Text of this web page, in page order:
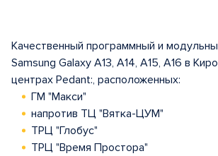
Качественный программный и
Samsung Galaxy A13, A14, A15, A16 в
центрах Pedant:, расположенных:
ГМ "Макси"
напротив ТЦ "Вятка-ЦУМ"
ТРЦ "Глобус"
ТРЦ "Время Простора"